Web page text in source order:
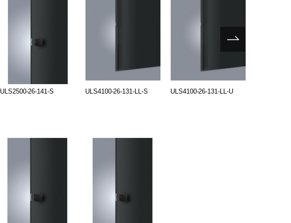
ULS2500-26-141-S ULS4100-26-131-LL-S ULS4100-26-131-LL-U